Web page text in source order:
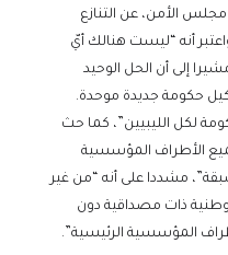
مجلس الأمن، عن التنازع
أنه “ليست هنالك أيّ
إلى أن الحل الوحيد
حكومة جديدة موحدة.
لكل الليبيين”، كما حث
الأطراف المؤسسية
مشددا على أنه “من غير
وطنية ذات مصداقية دون
المؤسسية الرئيسية”.